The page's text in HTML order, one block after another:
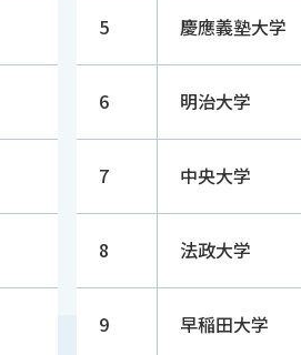
5 慶應義塾大学
6 明治大学
7 中央大学
8 法政大学
9 早稲田大学